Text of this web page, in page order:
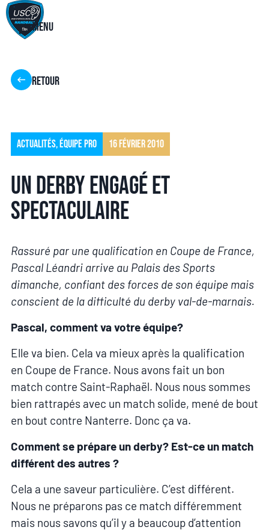
Menu
Retour
Actualités, Équipe pro 16 février 2010
Un derby engagé et
spectaculaire
Rassuré par une qualification en Coupe de France,
Pascal Léandri arrive au Palais des Sports
dimanche, confiant des forces de son équipe mais
conscient de la difficulté du derby val-de-marnais.
Pascal, comment va votre équipe?
Elle va bien. Cela va mieux après la qualification
en Coupe de France. Nous avons fait un bon
match contre Saint-Raphaël. Nous nous sommes
bien rattrapés avec un match solide, mené de bout
en bout contre Nanterre. Donc ça va.
Comment se prépare un derby? Est-ce un match
différent des autres ?
Cela a une saveur particulière. C’est différent.
Nous ne préparons pas ce match différemment
mais nous savons qu’il y a beaucoup d’attention